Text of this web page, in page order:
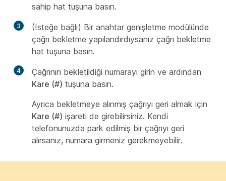
sahip hat tuşuna basın.
3
(Isteğe bağlı) Bir anahtar genişletme modülünde
çağrı bekletme yapılandırdıysanız çağrı bekletme
hat tuşuna basın.
4
Çağrının bekletildiği numarayı girin ve ardından
Kare (#) tuşuna basın.
Ayrıca bekletmeye alınmış çağrıyı geri almak için
Kare (#) işareti de girebilirsiniz. Kendi
telefonunuzda park edilmiş bir çağrıyı geri
alırsanız, numara girmeniz gerekmeyebilir.